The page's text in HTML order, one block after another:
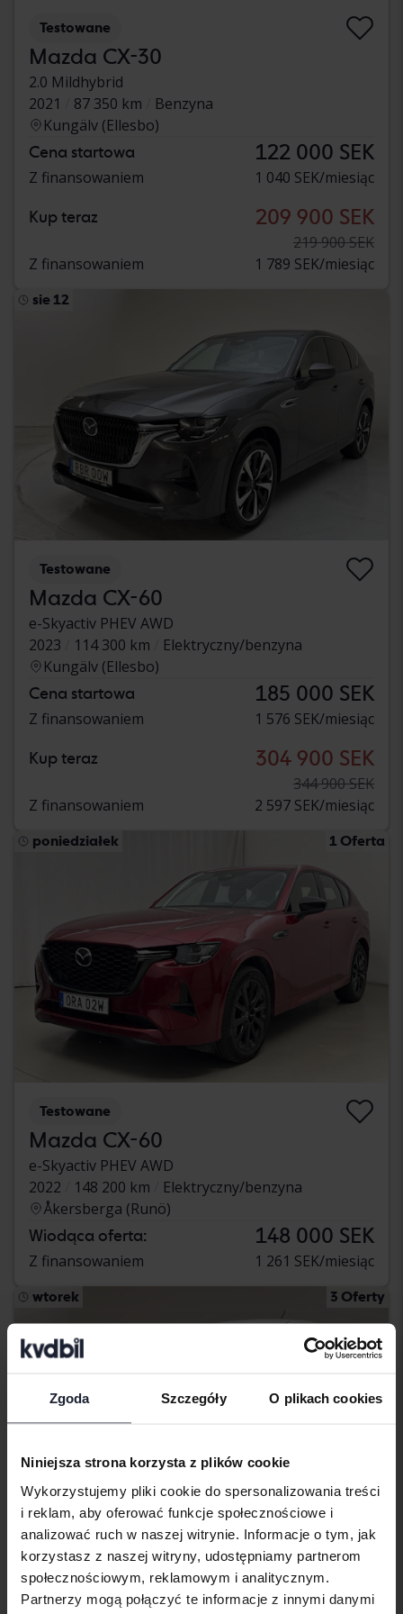
Zgoda Szczegóły O plikach cookies
Niniejsza strona korzysta z plików cookie
Wykorzystujemy pliki cookie do spersonalizowania treści
i reklam, aby oferować funkcje społecznościowe i
analizować ruch w naszej witrynie. Informacje o tym, jak
korzystasz z naszej witryny, udostępniamy partnerom
społecznościowym, reklamowym i analitycznym.
Partnerzy mogą połączyć te informacje z innymi danymi
Testowane
Mazda CX-30
2.0 Mildhybrid
2021
87 350 km
Benzyna
Kungälv (Ellesbo)
Cena startowa 122 000 SEK
Z finansowaniem 1 040 SEK/miesiąc
Kup teraz 209 900 SEK
219 900 SEK
Z finansowaniem
1 789 SEK/miesiąc
sie 12
Testowane
Mazda CX-60
e-Skyactiv PHEV AWD
2023
114 300 km
Elektryczny/benzyna
Kungälv (Ellesbo)
Cena startowa 185 000 SEK
Z finansowaniem 1 576 SEK/miesiąc
Kup teraz 304 900 SEK
344 900 SEK
Z finansowaniem
2 597 SEK/miesiąc
poniedziałek 1 Oferta
Testowane
Mazda CX-60
e-Skyactiv PHEV AWD
2022
148 200 km
Elektryczny/benzyna
Åkersberga (Runö)
Wiodąca oferta: 148 000 SEK
Z finansowaniem 1 261 SEK/miesiąc
wtorek 3 Oferty
Certyfikowany
Mazda 2